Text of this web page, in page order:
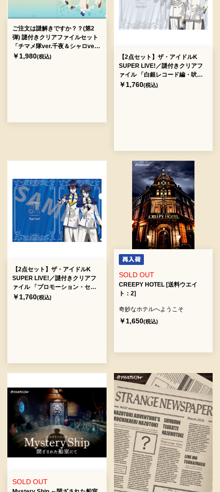
ご注文は謎解きですか？？(第2
弾) 謎付きクリアファイルセット
「チマメ隊ver.千夜＆シャロver.
」[送料ウエイト：4]
￥1,980(税込)
【2点セット】ザ・アイドルK
SUPER LIVE!／謎付きクリアフ
ァイル 「白銀レコード編・吠舞
羅芸能事務所編」（制作：ナゾト
￥1,760(税込)
【2点セット】ザ・アイドルK
SUPER LIVE!／謎付きクリアフ
ァイル 「プロモーション・セプ
ター4編・jungleプロ編」（制
￥1,760(税込)
SOLD OUT
CREEPY HOTEL [送料ウエイ
ト：2]
奇妙なホテルへようこそ
￥1,650(税込)
SOLD OUT